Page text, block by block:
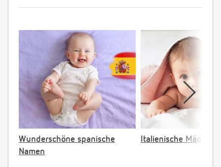
Wunderschöne spanische
Namen
Italienische